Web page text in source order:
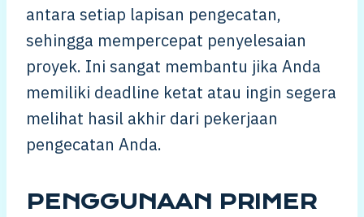
antara setiap lapisan pengecatan,
sehingga mempercepat penyelesaian
proyek. Ini sangat membantu jika Anda
memiliki deadline ketat atau ingin segera
melihat hasil akhir dari pekerjaan
pengecatan Anda.
PENGGUNAAN PRIMER